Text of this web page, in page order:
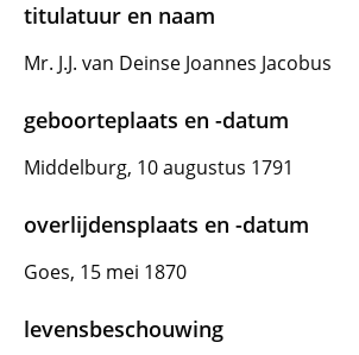
titulatuur en naam
Mr. J.J. van Deinse Joannes Jacobus
geboorteplaats en -datum
Middelburg, 10 augustus 1791
overlijdensplaats en -datum
Goes, 15 mei 1870
levensbeschouwing